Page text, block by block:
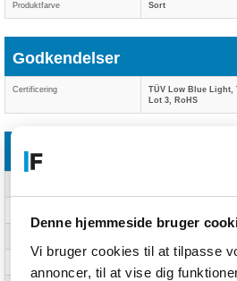
Denne hjemmeside bruger
Vi bruger cookies til at tilpasse
annoncer, til at vise dig
Produktfarve Sort
Godkendelser
Certificering
TÜV Low Blue Light,
Lot 3, RoHS
Display